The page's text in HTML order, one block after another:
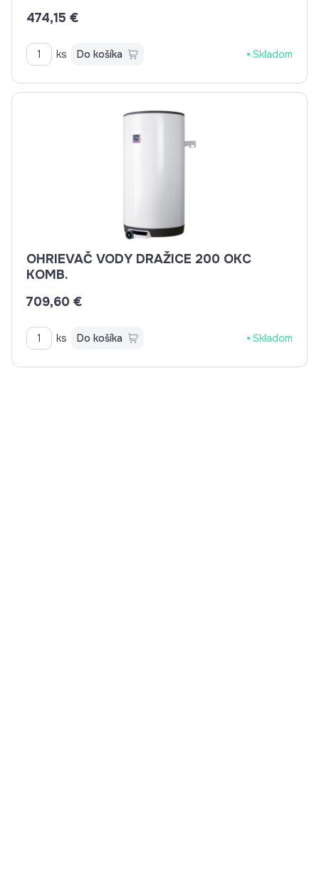
474,15 €
ks Do košíka Skladom
OHRIEVAČ VODY DRAŽICE 200 OKC
KOMB.
709,60 €
ks Do košíka Skladom